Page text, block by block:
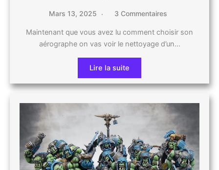
Mars 13, 2025 3 Commentaires
Maintenant que vous avez lu comment choisir son
aérographe on vas voir le nettoyage d’un…
Lire la suite